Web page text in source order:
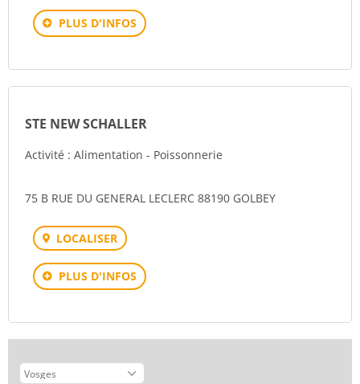
PLUS D'INFOS
STE NEW SCHALLER
Activité : Alimentation - Poissonnerie
75 B RUE DU GENERAL LECLERC 88190 GOLBEY
LOCALISER
PLUS D'INFOS